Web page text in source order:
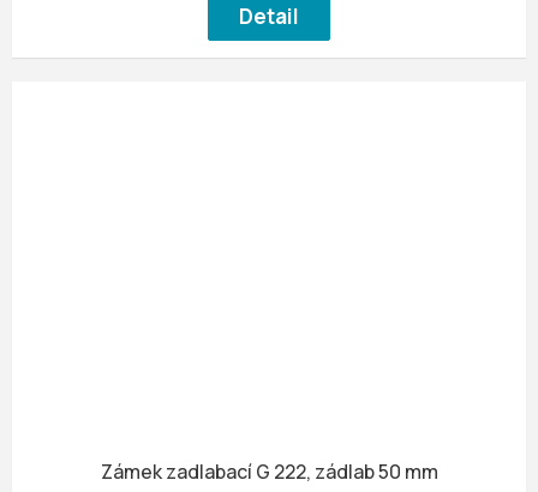
Detail
Zámek zadlabací G 222, zádlab 50 mm